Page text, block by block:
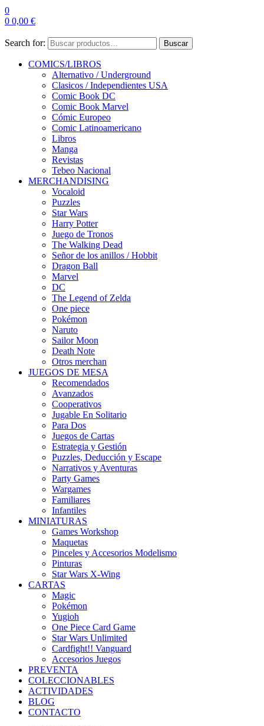
0
0 0,00 €
Search for: Buscar
COMICS/LIBROS
Alternativo / Underground
Clasicos / Independientes USA
Comic Book DC
Comic Book Marvel
Cómic Europeo
Comic Latinoamericano
Libros
Manga
Revistas
Tebeo Nacional
MERCHANDISING
Vocaloid
Puzzles
Star Wars
Harry Potter
Juego de Tronos
The Walking Dead
Señor de los anillos / Hobbit
Dragon Ball
Marvel
DC
The Legend of Zelda
One piece
Pokémon
Naruto
Sailor Moon
Death Note
Otros merchan
JUEGOS DE MESA
Recomendados
Avanzados
Cooperativos
Jugable En Solitario
Para Dos
Juegos de Cartas
Estrategia y Gestión
Puzzles, Deducción y Escape
Narrativos y Aventuras
Party Games
Wargames
Familiares
Infantiles
MINIATURAS
Games Workshop
Maquetas
Pinceles y Accesorios Modelismo
Pinturas
Star Wars X-Wing
CARTAS
Magic
Pokémon
Yugioh
One Piece Card Game
Star Wars Unlimited
Cardfight!! Vanguard
Accesorios Juegos
PREVENTA
COLECCIONABLES
ACTIVIDADES
BLOG
CONTACTO